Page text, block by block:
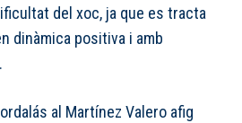
del xoc, ja que es tracta
dinàmica positiva i amb
al Martínez Valero afig